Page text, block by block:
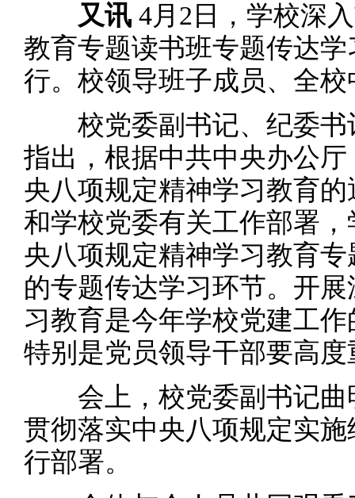
又讯 4月2日，学校深
教育专题读书班专题传达
行。校领导班子成员、全
校党委副书记、纪委书
指出，根据中共中央办公
央八项规定精神学习教育
和学校党委有关工作部署
央八项规定精神学习教育
的专题传达学习环节。开
习教育是今年学校党建工
特别是党员领导干部要高
会上，校党委副书记曲
贯彻落实中央八项规定实
行部署。